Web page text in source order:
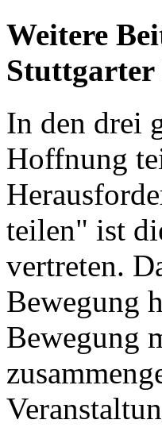
Weitere
In den drei
Hoffnung
teilen" ist
vertreten.
Bewegung
Bewegung